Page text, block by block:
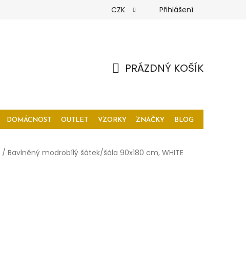
CZK Přihlášení
PRÁZDNÝ KOŠÍK
DOMÁCNOST OUTLET VZORKY ZNAČKY BLOG
/ Bavlněný modrobílý šátek/šála 90x180 cm, WHITE